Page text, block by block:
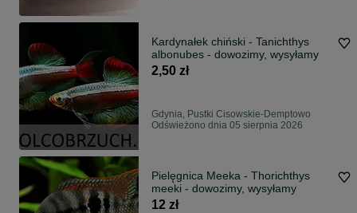
Kardynałek chiński - Tanichthys
albonubes - dowozimy, wysyłamy
2,50 zł
Gdynia, Pustki Cisowskie-Demptowo
Odświeżono dnia 05 sierpnia 2026
Pielęgnica Meeka - Thorichthys
meeki - dowozimy, wysyłamy
12 zł